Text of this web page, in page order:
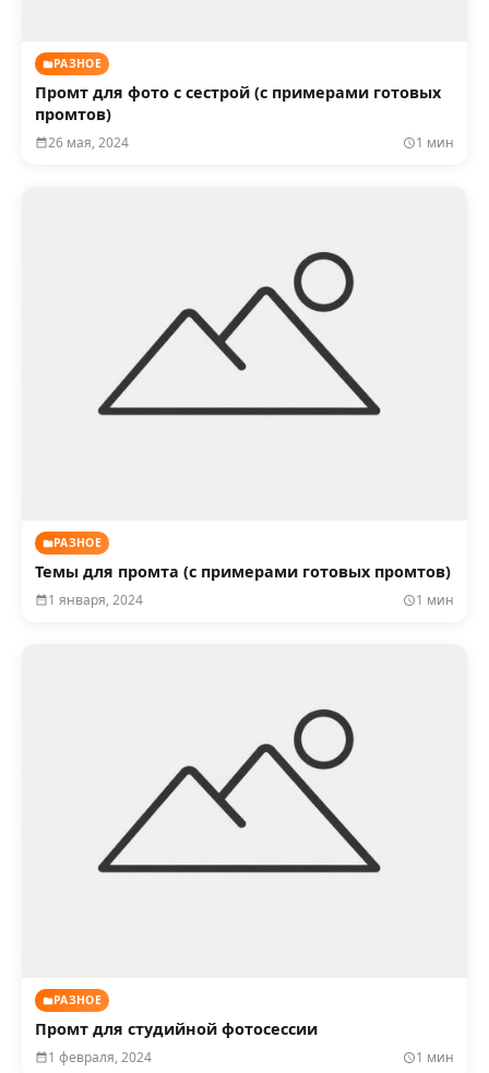
РАЗНОЕ
Промт для фото с сестрой (с примерами готовых
промтов)
26 мая, 2024 1 мин
РАЗНОЕ
Темы для промта (с примерами готовых промтов)
1 января, 2024 1 мин
РАЗНОЕ
Промт для студийной фотосессии
1 февраля, 2024 1 мин